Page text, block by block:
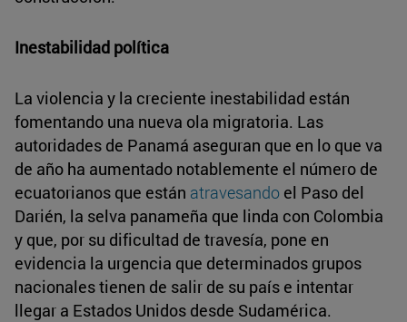
Inestabilidad política
La violencia y la creciente inestabilidad están
fomentando una nueva ola migratoria. Las
autoridades de Panamá aseguran que en lo que va
de año ha aumentado notablemente el número de
ecuatorianos que están atravesando el Paso del
Darién, la selva panameña que linda con Colombia
y que, por su dificultad de travesía, pone en
evidencia la urgencia que determinados grupos
nacionales tienen de salir de su país e intentar
llegar a Estados Unidos desde Sudamérica.